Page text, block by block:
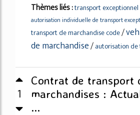
Thèmes liés :transport
autorisation individuelle de transport
transport de marchandise code/
de marchandise/autorisation
1
Contrat de transport
marchandises :
...